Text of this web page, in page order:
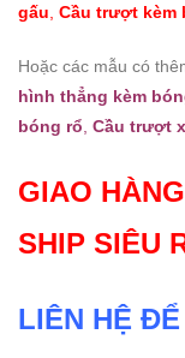
gấu Cầu trượt kèm
Hoặc các mẫu có
hình thẳng kèm
bóng rổ Cầu trượt
GIAO
SHIP SIÊU
LIÊN HỆ